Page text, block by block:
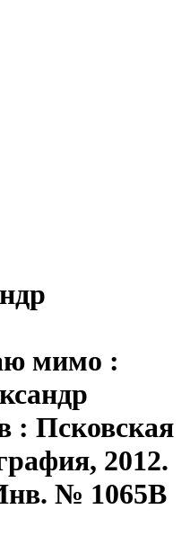
мимо :
: Псковская
2012.
№ 1065B